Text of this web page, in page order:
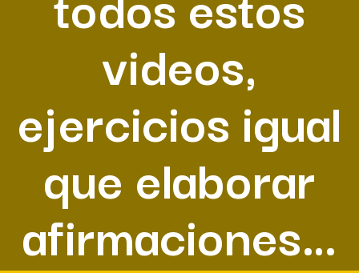
videos,
ejercicios igual
que elaborar
afirmaciones…